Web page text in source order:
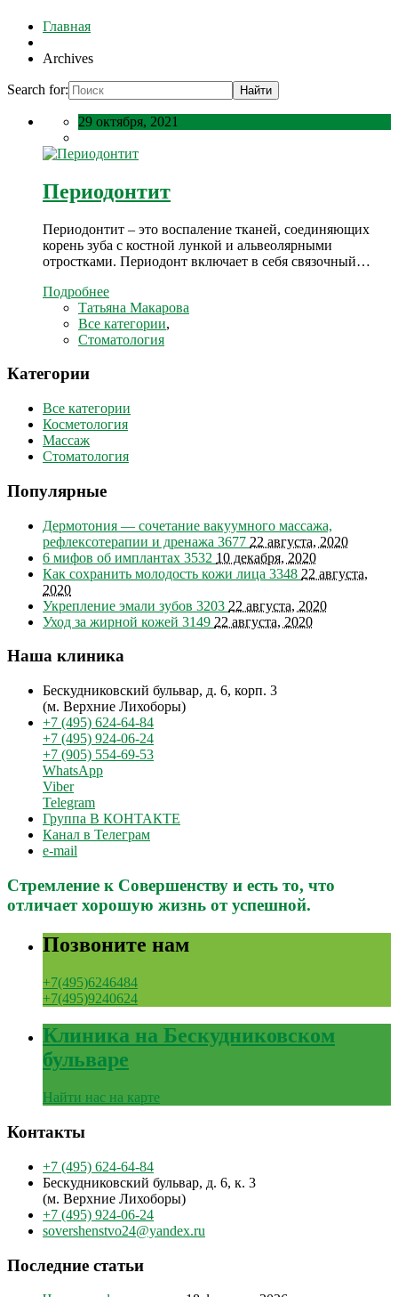
Главная
Archives
Search for:
29 октября, 2021
Периодонтит
Периодонтит – это воспаление тканей, соединяющих
корень зуба с костной лункой и альвеолярными
отростками. Периодонт включает в себя связочный…
Подробнее
Татьяна Макарова
Все категории,
Стоматология
Категории
Все категории
Косметология
Массаж
Стоматология
Популярные
Дермотония — сочетание вакуумного массажа,
рефлексотерапии и дренажа 3677 22 августа, 2020
6 мифов об имплантах 3532 10 декабря, 2020
Как сохранить молодость кожи лица 3348 22 августа,
2020
Укрепление эмали зубов 3203 22 августа, 2020
Уход за жирной кожей 3149 22 августа, 2020
Наша клиника
Бескудниковский бульвар, д. 6, корп. 3
(м. Верхние Лихоборы)
+7 (495) 624-64-84
+7 (495) 924-06-24
+7 (905) 554-69-53
WhatsApp
Viber
Telegram
Группа В КОНТАКТЕ
Канал в Телеграм
e-mail
Стремление к Совершенству и есть то, что
отличает хорошую жизнь от успешной.
Позвоните нам
+7(495)6246484
+7(495)9240624
Клиника на Бескудниковском
бульваре
Найти нас на карте
Контакты
+7 (495) 624-64-84
Бескудниковский бульвар, д. 6, к. 3
(м. Верхние Лихоборы)
+7 (495) 924-06-24
sovershenstvo24@yandex.ru
Последние статьи